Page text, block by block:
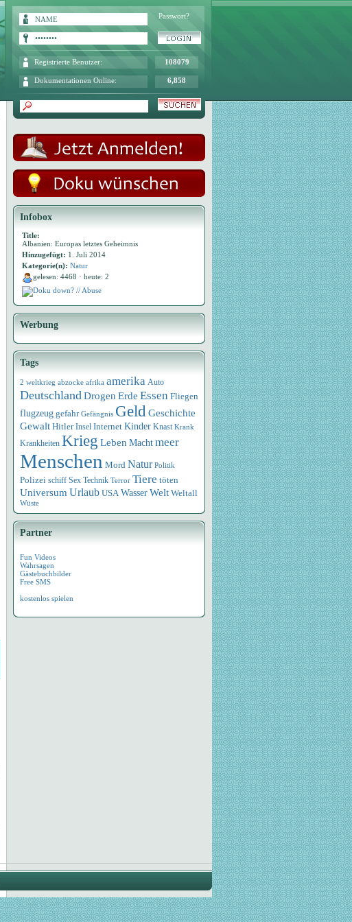
Passwort?
Registrierte Benutzer: 108079
Dokumentationen Online: 6,858
Infobox
Title:
Albanien: Europas letztes Geheimnis
Hinzugefügt: 1. Juli 2014
Kategorie(n): Natur
gelesen: 4468 · heute: 2
Doku down? // Abuse
Werbung
Tags
2 weltkrieg abzocke afrika amerika Auto
DeutschlandDrogen Erde Essen Fliegen
flugzeug gefahr Gefängnis GeldGeschichte
Gewalt Hitler Insel Internet Kinder Knast Krank
Krankheiten Krieg Leben Macht meer
Menschen Mord Natur Politik
Polizei schiff Sex Technik Terror Tiere töten
Universum Urlaub USA WasserWelt Weltall
Wüste
Partner
Fun Videos
Wahrsagen
Gästebuchbilder
Free SMS
kostenlos spielen